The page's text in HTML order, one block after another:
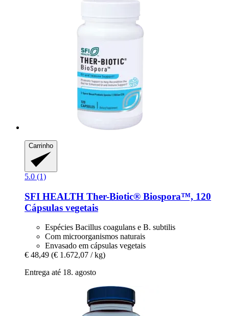
Carrinho
5.0 (1)
SFI HEALTH Ther-​Biotic® Biospora™, 120
Cápsulas vegetais
Espécies Bacillus coagulans e B. subtilis
Com microorganismos naturais
Envasado em cápsulas vegetais
€ 48,49 (€ 1.672,07 / kg)
Entrega até 18. agosto